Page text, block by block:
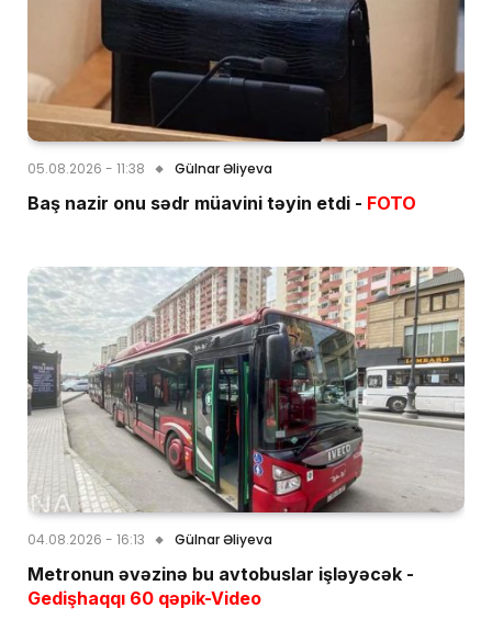
05.08.2026 - 11:38 Gülnar Əliyeva
Baş nazir onu sədr müavini təyin etdi - FOTO
04.08.2026 - 16:13 Gülnar Əliyeva
Metronun əvəzinə bu avtobuslar işləyəcək -
Gedişhaqqı 60 qəpik-Video